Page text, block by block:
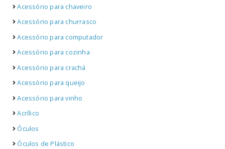
Acessório para chaveiro
Acessório para churrasco
Acessório para computador
Acessório para cozinha
Acessório para crachá
Acessório para queijo
Acessório para vinho
Acrílico
Óculos
Óculos de Plástico